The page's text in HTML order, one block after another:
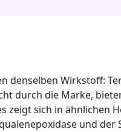
denselben Wirkstoff:
durch die Marke,
sich in ähnlichen
und